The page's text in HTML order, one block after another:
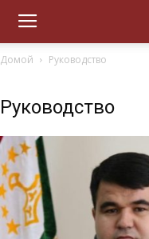
Домой Руководство
Руководство